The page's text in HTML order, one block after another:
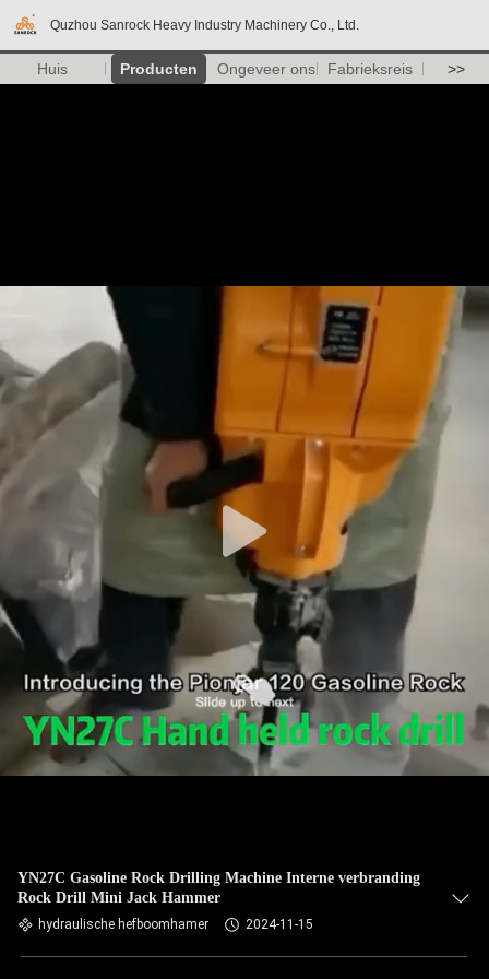
Quzhou Sanrock Heavy Industry Machinery Co., Ltd.
Huis Producten Ongeveer ons Fabrieksreis >>
YN27C Gasoline Rock Drilling Machine Interne verbranding
Rock Drill Mini Jack Hammer
hydraulische hefboomhamer 2024-11-15